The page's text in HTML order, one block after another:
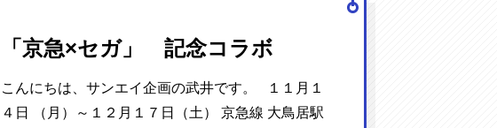
「京急×セガ」 記念コラボ
こんにちは、サンエイ企画の武井です。 １１月１
４日 （月）～１２月１７日（土） 京急線 大鳥居駅